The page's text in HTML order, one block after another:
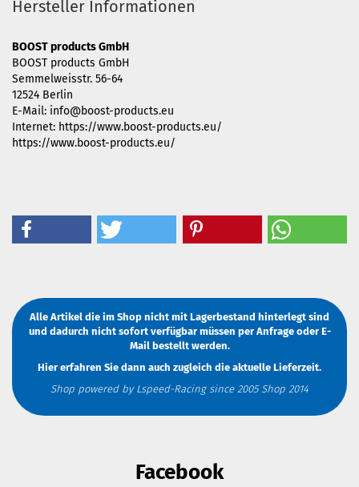
Hersteller Informationen
BOOST products GmbH
BOOST products GmbH
Semmelweisstr. 56-64
12524 Berlin
E-Mail: info@boost-products.eu
Internet: https://www.boost-products.eu/
https://www.boost-products.eu/
Alle Artikel die im Shop nicht mit Lagerbestand hinterlegt sind
und dadurch nicht sofort verfügbar müssen per AnfrageoderE-
Mailbestellt werden.
Hier erfahren Sie dann auch zugleich die aktuelle Lieferzeit.
Shop powered by Lspeed-Racing since 2005 Shop 2014
Facebook